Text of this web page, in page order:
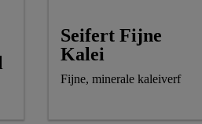
Seifert Fijne
Kalei
Fijne, minerale kaleiverf